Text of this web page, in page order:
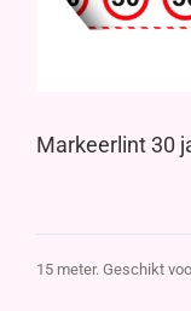
Markeerlint 30
15 meter. Geschikt